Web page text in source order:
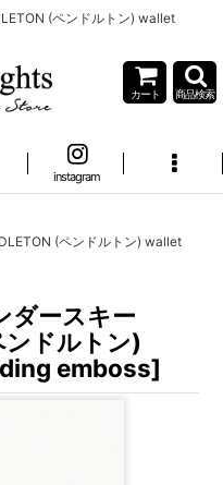
(ペンドルトン) wallet
カート 商品検索
instagram
(ペンドルトン) wallet
ースキー
ドルトン)
emboss]